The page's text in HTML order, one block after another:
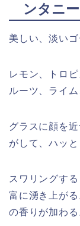
ンタニ
美しい、淡いゴ
レモン、トロ
ルーツ、ライ
グラスに顔を
がして、ハッと
スワリングす
富に湧き上が
の香りが加わる